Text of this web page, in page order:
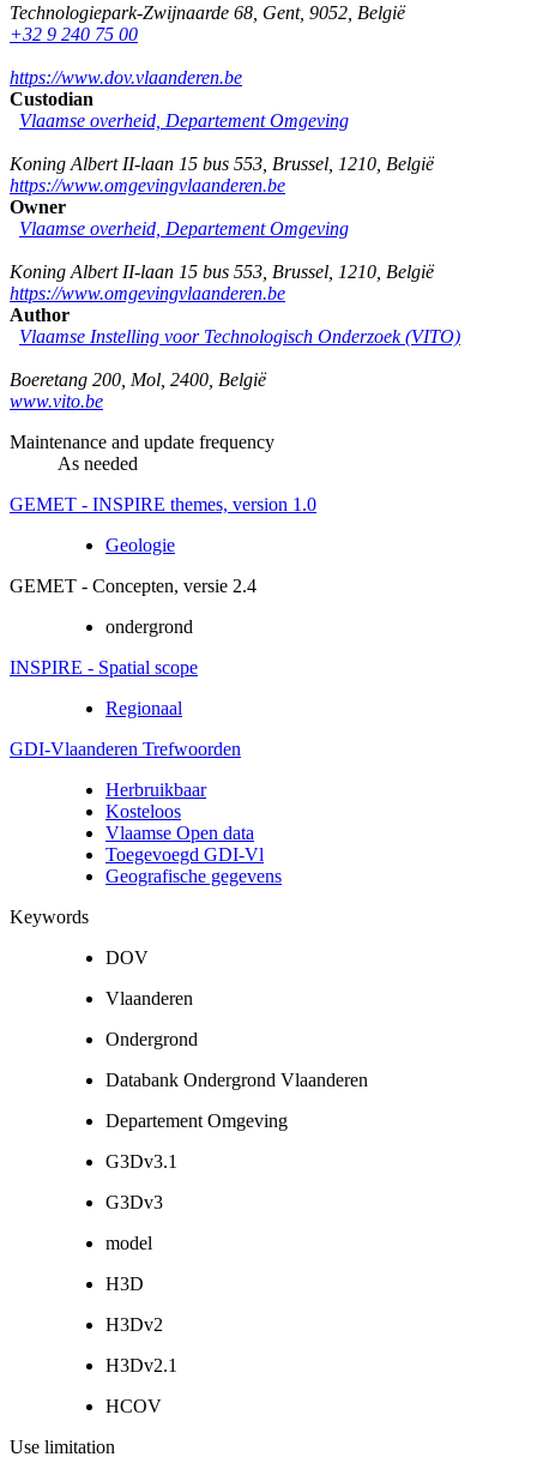
Technologiepark-Zwijnaarde 68 Gent, 9052 België
+32 9 240 75 00
https://www.dov.vlaanderen.be
Custodian
Vlaamse overheid, Departement Omgeving
Koning Albert II-laan 15 bus 553 Brussel 1210 België
https://www.omgevingvlaanderen.be
Owner
Vlaamse overheid, Departement Omgeving
Koning Albert II-laan 15 bus 553 Brussel 1210 België
https://www.omgevingvlaanderen.be
Author
Vlaamse Instelling voor Technologisch Onderzoek (VITO)
Boeretang 200 Mol 2400 België
www.vito.be
Maintenance and update frequency
As needed
GEMET - INSPIRE themes, version 1.0
Geologie
GEMET - Concepten, versie 2.4
ondergrond
INSPIRE - Spatial scope
Regionaal
GDI-Vlaanderen Trefwoorden
Herbruikbaar
Kosteloos
Vlaamse Open data
Toegevoegd GDI-Vl
Geografische gegevens
Keywords
DOV
Vlaanderen
Ondergrond
Databank Ondergrond Vlaanderen
Departement Omgeving
G3Dv3.1
G3Dv3
model
H3D
H3Dv2
H3Dv2.1
HCOV
Use limitation